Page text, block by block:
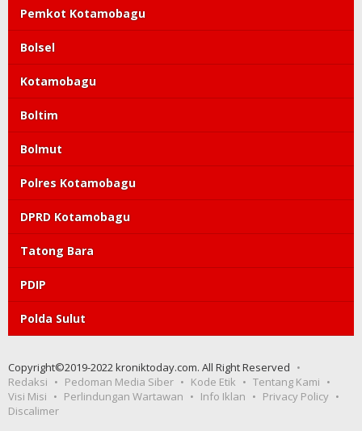
Pemkot Kotamobagu
Bolsel
Kotamobagu
Boltim
Bolmut
Polres Kotamobagu
DPRD Kotamobagu
Tatong Bara
PDIP
Polda Sulut
Copyright©2019-2022 kroniktoday.com. All Right Reserved
Redaksi
Pedoman Media Siber Kode Etik
Tentang Kami
Visi Misi
Perlindungan Wartawan Info Iklan
Privacy Policy
Discalimer